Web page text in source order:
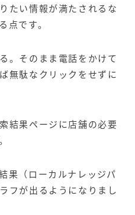
たい情報が満たされるな
点です。
。そのまま電話をかけて
無駄なクリックをせずに
結果ページに店舗の必要
果（ローカルナレッジパ
フが出るようになりまし